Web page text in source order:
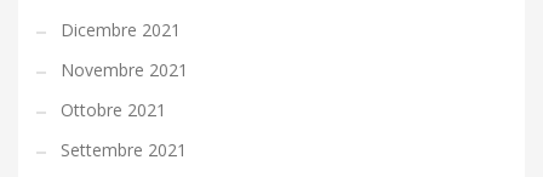
Dicembre 2021
Novembre 2021
Ottobre 2021
Settembre 2021